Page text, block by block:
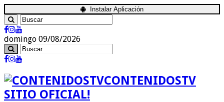
Instalar Aplicación
domingo 09/08/2026
CONTENIDOSTV
SITIO OFICIAL!